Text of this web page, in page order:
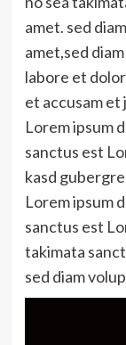
amet. sed
amet,sed
labore et
et accusam et
Lorem ipsum
sanctus est
kasd
Lorem ipsum
sanctus est
takimata
sed diam